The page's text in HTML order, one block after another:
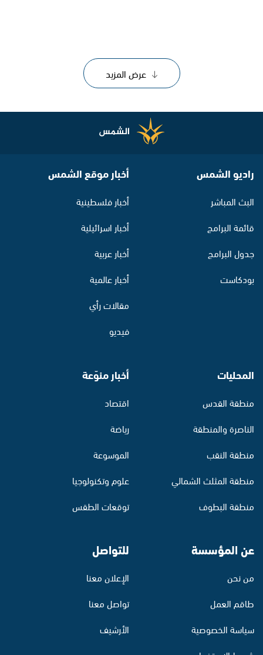
عرض المزيد
راديو الشمس
البث المباشر
قائمة البرامج
جدول البرامج
بودكاست
أخبار موقع الشمس
أخبار فلسطينية
أخبار اسرائيلية
أخبار عربية
أخبار عالمية
مقالات رأي
فيديو
المحليات
منطقة القدس
الناصرة والمنطقة
منطقة النقب
منطقة المثلث الشمالي
منطقة البطوف
أخبار منوّعة
اقتصاد
رياضة
الموسوعة
علوم وتكنولوجيا
توقعات الطقس
عن المؤسسة
من نحن
طاقم العمل
سياسة الخصوصية
للتواصل
الإعلان معنا
تواصل معنا
الأرشيف